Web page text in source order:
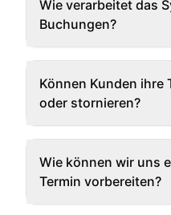
Wie verarbeitet das
Buchungen?
Können Kunden ihre
oder stornieren?
Wie können wir uns
Termin vorbereiten?